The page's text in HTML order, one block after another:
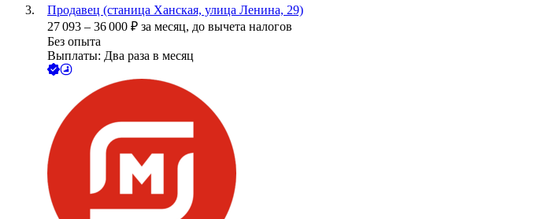
Продавец (станица Ханская, улица Ленина, 29)
27 093 – 36 000 ₽ за месяц, до вычета налогов
Без опыта
Выплаты: Два раза в месяц